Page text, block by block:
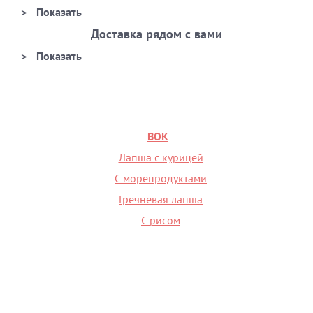
Доставка рядом с вами
ВОК
Лапша с курицей
С морепродуктами
Гречневая лапша
С рисом